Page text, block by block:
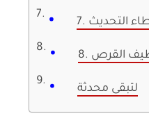
التحديث
القرص
لتبقى محدثة